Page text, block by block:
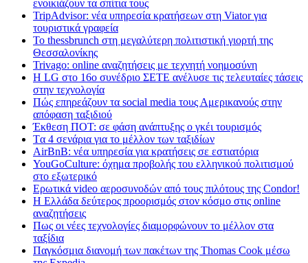
ενοικιάζουν τα σπίτια τους
TripAdvisor: νέα υπηρεσία κρατήσεων στη Viator για
τουριστικά γραφεία
Το thessbrunch στη μεγαλύτερη πολιτιστική γιορτή της
Θεσσαλονίκης
Trivago: online αναζητήσεις με τεχνητή νοημοσύνη
H LG στο 16ο συνέδριο ΣΕΤΕ ανέλυσε τις τελευταίες τάσεις
στην τεχνολογία
Πώς επηρεάζουν τα social media τους Αμερικανούς στην
απόφαση ταξιδιού
Έκθεση ΠΟΤ: σε φάση ανάπτυξης ο γκέι τουρισμός
Tα 4 σενάρια για το μέλλον των ταξιδίων
AirBnB: νέα υπηρεσία για κρατήσεις σε εστιατόρια
YouGoCulture: όχημα προβολής του ελληνικού πολιτισμού
στο εξωτερικό
Eρωτικά video αεροσυνοδών από τους πιλότους της Condor!
Η Ελλάδα δεύτερος προορισμός στον κόσμο στις online
αναζητήσεις
Πως οι νέες τεχνολογίες διαμορφώνουν το μέλλον στα
ταξίδια
Παγκόσμια διανομή των πακέτων της Thomas Cook μέσω